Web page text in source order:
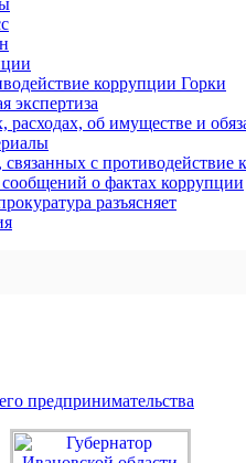
коррупции Горки
экспертиза
расходах, об имуществе и
с противодействие
сообщений о фактах коррупции
разъясняет
предпринимательства